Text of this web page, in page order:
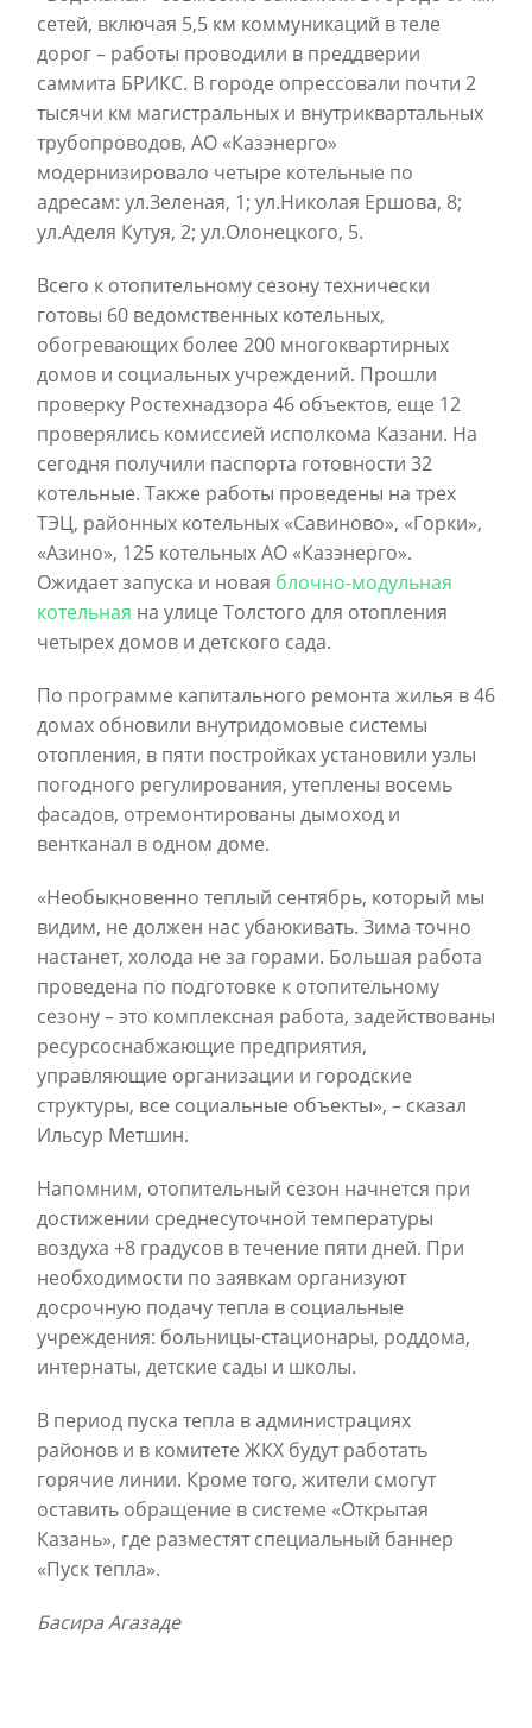
сетей, включая 5,5 км коммуникаций в теле
дорог – работы проводили в преддверии
саммита БРИКС. В городе опрессовали почти 2
тысячи км магистральных и внутриквартальных
трубопроводов, АО «Казэнерго»
модернизировало четыре котельные по
адресам: ул.Зеленая, 1; ул.Николая Ершова, 8;
ул.Аделя Кутуя, 2; ул.Олонецкого, 5.
Всего к отопительному сезону технически
готовы 60 ведомственных котельных,
обогревающих более 200 многоквартирных
домов и социальных учреждений. Прошли
проверку Ростехнадзора 46 объектов, еще 12
проверялись комиссией исполкома Казани. На
сегодня получили паспорта готовности 32
котельные. Также работы проведены на трех
ТЭЦ, районных котельных «Савиново», «Горки»,
«Азино», 125 котельных АО «Казэнерго».
Ожидает запуска и новая блочно-модульная
котельная на улице Толстого для отопления
четырех домов и детского сада.
По программе капитального ремонта жилья в 46
домах обновили внутридомовые системы
отопления, в пяти постройках установили узлы
погодного регулирования, утеплены восемь
фасадов, отремонтированы дымоход и
вентканал в одном доме.
«Необыкновенно теплый сентябрь, который мы
видим, не должен нас убаюкивать. Зима точно
настанет, холода не за горами. Большая работа
проведена по подготовке к отопительному
сезону – это комплексная работа, задействованы
ресурсоснабжающие предприятия,
управляющие организации и городские
структуры, все социальные объекты», – сказал
Ильсур Метшин.
Напомним, отопительный сезон начнется при
достижении среднесуточной температуры
воздуха +8 градусов в течение пяти дней. При
необходимости по заявкам организуют
досрочную подачу тепла в социальные
учреждения: больницы-стационары, роддома,
интернаты, детские сады и школы.
В период пуска тепла в администрациях
районов и в комитете ЖКХ будут работать
горячие линии. Кроме того, жители смогут
оставить обращение в системе «Открытая
Казань», где разместят специальный баннер
«Пуск тепла».
Басира Агазаде